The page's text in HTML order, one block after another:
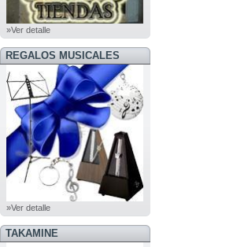
»Ver detalle
REGALOS MUSICALES
»Ver detalle
TAKAMINE